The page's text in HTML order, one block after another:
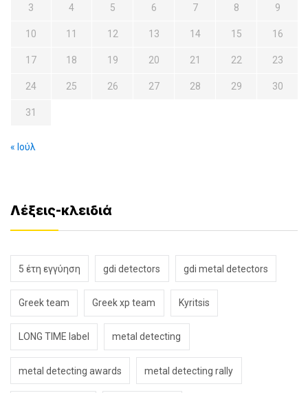
3 4 5 6 7 8 9
10 11 12 13 14 15 16
17 18 19 20 21 22 23
24 25 26 27 28 29 30
31
« Ιούλ
Λέξεις-κλειδιά
5 έτη εγγύηση gdi detectors gdi metal detectors
Greek team Greek xp team Kyritsis
LONG TIME label metal detecting
metal detecting awards metal detecting rally